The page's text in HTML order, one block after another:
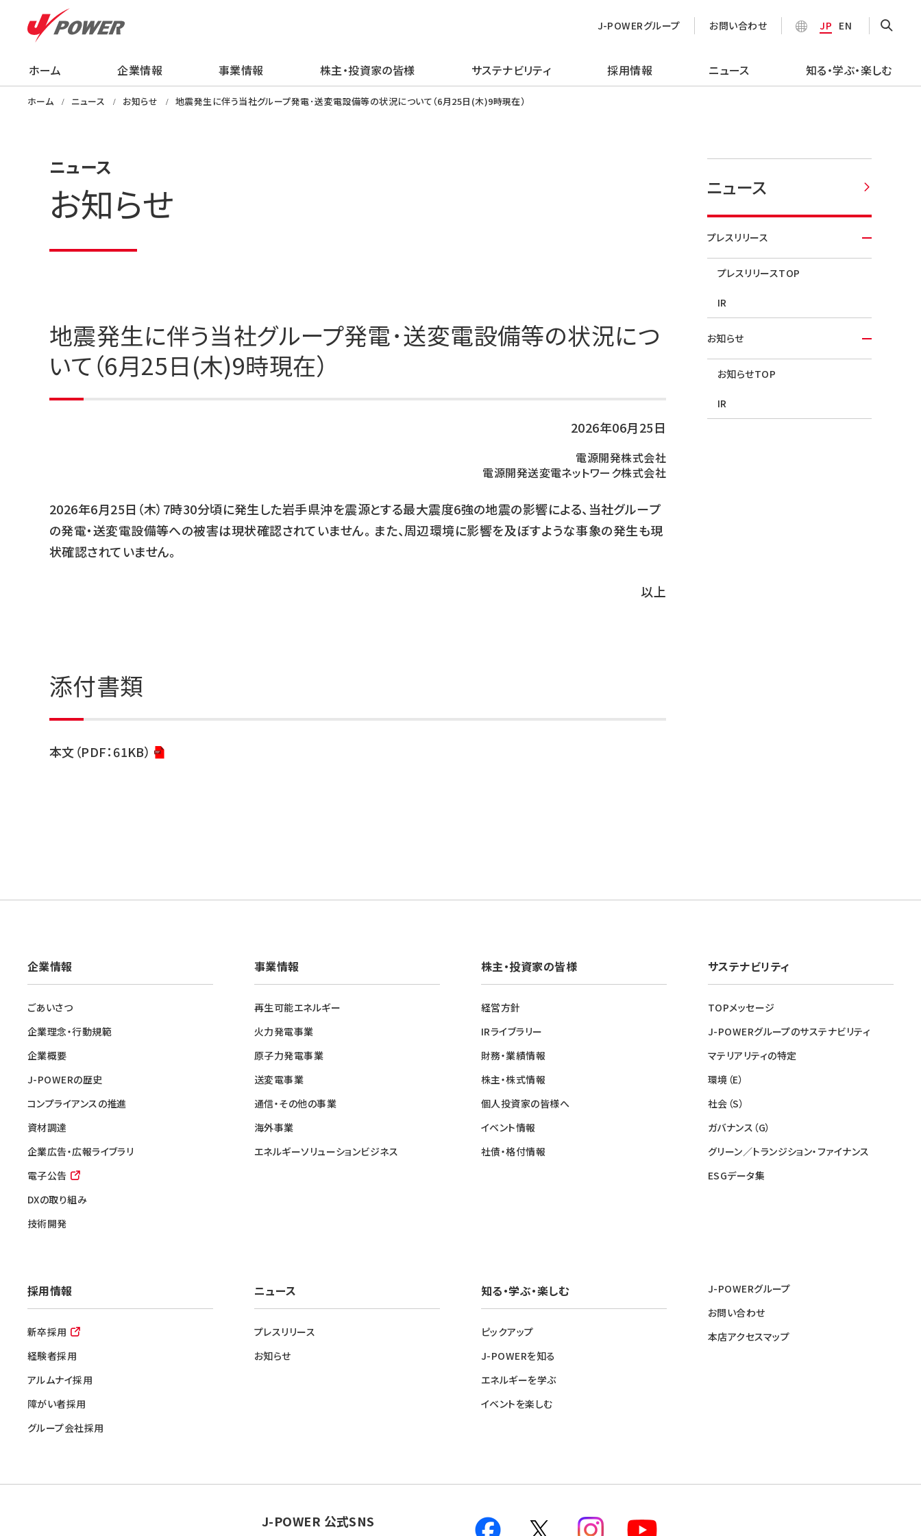
ホーム 企業情報
企業情報
ごあいさつ
技術開発
事業情報
事業情報
再生可能エネルギー
株主・投資家の皆様
株主・投資家の皆様
経営方針
サステナビリティ
サステナビリティ
TOPメッセージ
採用情報
採用情報
新卒採用
ニュース
ニュース
プレスリリース
知る・学ぶ・楽しむ
知る・学ぶ・楽しむ
ピックアップ
J-POWERグループ お問い合わせ JP EN
ホーム ニュース お知らせ 地震発生に伴う当社グループ発電･送変電設備等の状況について（6月25日(木)9時現在）
ニュース
お知らせ
地震発生に伴う当社グループ発電･送変電設備等の状況につ
いて（6月25日(木)9時現在）
2026年06月25日
電源開発株式会社
電源開発送変電ネットワーク株式会社
2026年6月25日（木）7時30分頃に発生した岩手県沖を震源とする最大震度6強の地震の影響による、当社グループ
の発電・送変電設備等への被害は現状確認されていません。 また、周辺環境に影響を及ぼすような事象の発生も現
状確認されていません。
以上
添付書類
本文（PDF：61KB）
ニュース
プレスリリース
プレスリリースTOP
IR
お知らせ
お知らせTOP
IR
企業情報
ごあいさつ
企業理念・行動規範
企業概要
J-POWERの歴史
コンプライアンスの推進
資材調達
企業広告・広報ライブラリ
電子公告
DXの取り組み
技術開発
事業情報
再生可能エネルギー
火力発電事業
原子力発電事業
送変電事業
通信・その他の事業
海外事業
エネルギーソリューションビジネス
株主・投資家の皆様
経営方針
IRライブラリー
財務・業績情報
株主・株式情報
個人投資家の皆様へ
イベント情報
社債・格付情報
サステナビリティ
TOPメッセージ
J-POWERグループのサステナビリティ
マテリアリティの特定
環境（E）
社会（S）
ガバナンス（G）
グリーン／トランジション・ファイナンス
ESGデータ集
採用情報
新卒採用
経験者採用
アルムナイ採用
障がい者採用
グループ会社採用
ニュース
プレスリリース
お知らせ
知る・学ぶ・楽しむ
ピックアップ
J-POWERを知る
エネルギーを学ぶ
イベントを楽しむ
J-POWERグループ
お問い合わせ
本店アクセスマップ
J-POWER 公式SNS